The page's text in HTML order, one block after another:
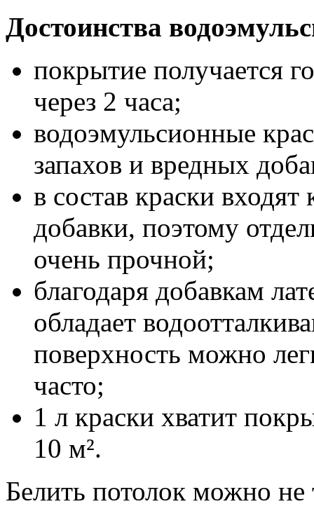
Достоинства
покрытие получается
через 2 часа;
водоэмульсионные
запахов и вредных
в состав краски
добавки, поэтому
очень прочной;
благодаря добавкам
обладает
поверхность можно
часто;
1 л краски хватит
10 м².
Белить потолок можно